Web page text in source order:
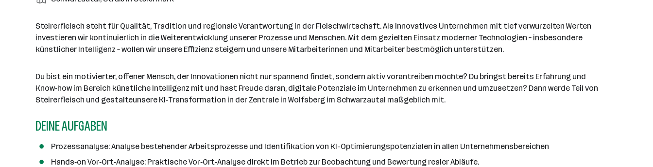
n
l
e
r
l
l
e
e
t
g
e
e
r
t
r
b
e
t
e
r
i
n
a
n
d
t
e
Steirerfleisch steht für Qualität, Tradition und regionale Verantwortung in der Fleischwirtschaft. Als innovatives Unternehmen mit tief verwurzelten Werten
investieren wir kontinuierlich in die Weiterentwicklung unserer Prozesse und Menschen. Mit dem gezielten Einsatz moderner Technologien – insbesondere
künstlicher Intelligenz – wollen wir unsere Effizienz steigern und unsere Mitarbeiterinnen und Mitarbeiter bestmöglich unterstützen.
Du bist ein motivierter, offener Mensch, der Innovationen nicht nur spannend findet, sondern aktiv vorantreiben möchte? Du bringst bereits Erfahrung und
Know‑how im Bereich künstliche Intelligenz mit und hast Freude daran, digitale Potenziale im Unternehmen zu erkennen und umzusetzen? Dann werde Teil von
Steirerfleisch und gestalteunsere KI‐Transformation in der Zentrale in Wolfsberg im Schwarzautal maßgeblich mit.
DEINE AUFGABEN
Prozessanalyse: Analyse bestehender Arbeitsprozesse und Identifikation von KI-Optimierungspotenzialen in allen Unternehmensbereichen
Hands‑on Vor‑Ort‑Analyse: Praktische Vor‑Ort‑Analyse direkt im Betrieb zur Beobachtung und Bewertung realer Abläufe.